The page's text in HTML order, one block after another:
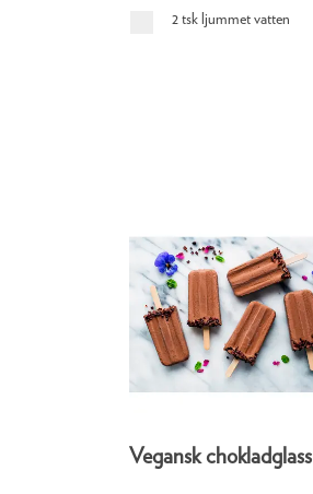
2 tsk ljummet vatten
Vegansk chokladglass